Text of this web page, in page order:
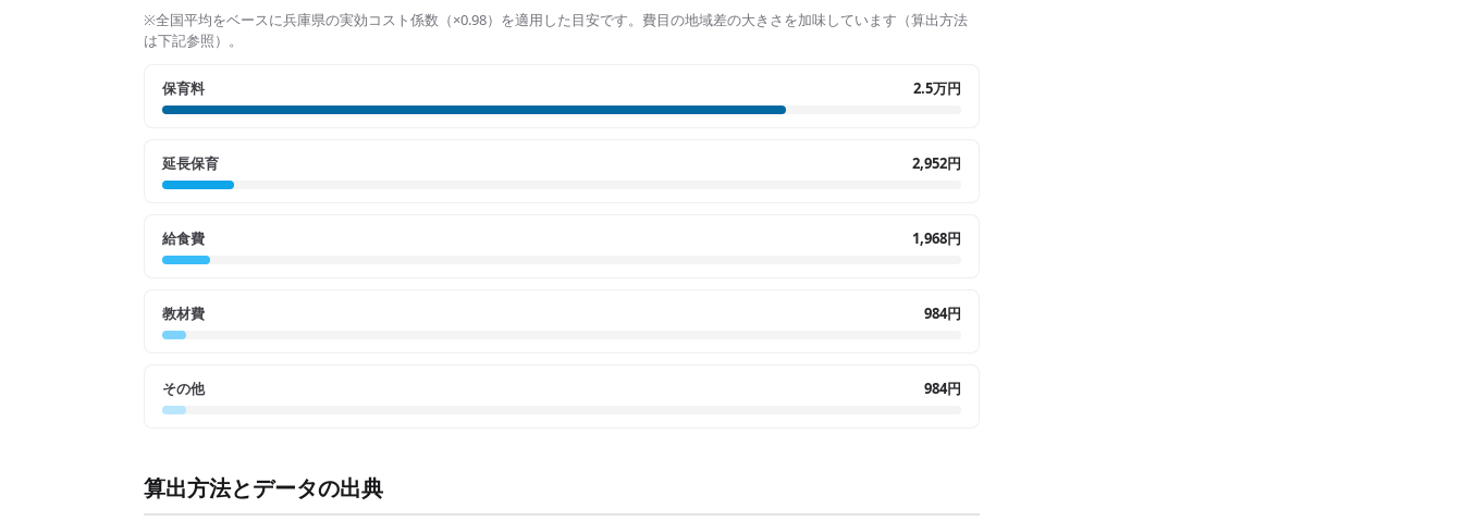
※全国平均をベースに兵庫県の実効コスト係数（×0.98）を適用した目安です。費目の地域差の大きさを加味しています（算出方法
は下記参照）。
保育料 2.5万円
延長保育 2,952円
給食費 1,968円
教材費 984円
その他 984円
算出方法とデータの出典